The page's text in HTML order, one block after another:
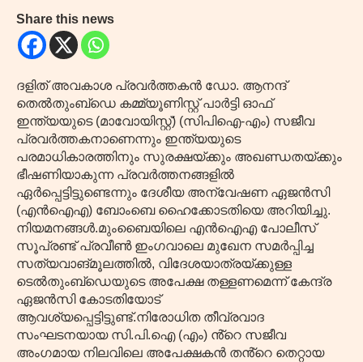
Share this news
ദളിത് അവകാശ പ്രവർത്തകൻ ഡോ. ആനന്ദ്
തെൽതുംബ്ഡെ കമ്മ്യൂണിസ്റ്റ് പാർട്ടി ഓഫ്
ഇന്ത്യയുടെ (മാവോയിസ്റ്റ്) (സിപിഐ-എം) സജീവ
പ്രവർത്തകനാണെന്നും ഇന്ത്യയുടെ
പരമാധികാരത്തിനും സുരക്ഷയ്ക്കും അഖണ്ഡതയ്ക്കും
ഭീഷണിയാകുന്ന പ്രവർത്തനങ്ങളിൽ
ഏർപ്പെട്ടിട്ടുണ്ടെന്നും ദേശീയ അന്വേഷണ ഏജൻസി
(എൻഐഎ) ബോംബെ ഹൈക്കോടതിയെ അറിയിച്ചു.
നിയമനങ്ങൾ.മുംബൈയിലെ എൻഐഎ പോലീസ്
സൂപ്രണ്ട് പ്രവീൺ ഇംഗവാലെ മുഖേന സമർപ്പിച്ച
സത്യവാങ്മൂലത്തിൽ, വിദേശയാത്രയ്ക്കുള്ള
ടെൽതുംബ്‌ഡെയുടെ അപേക്ഷ തള്ളണമെന്ന് കേന്ദ്ര
ഏജൻസി കോടതിയോട്
ആവശ്യപ്പെട്ടിട്ടുണ്ട്.നിരോധിത തീവ്രവാദ
സംഘടനയായ സി.പി.ഐ (എം) ൻ്റെ സജീവ
അംഗമായ നിലവിലെ അപേക്ഷകൻ തൻ്റെ തെറ്റായ